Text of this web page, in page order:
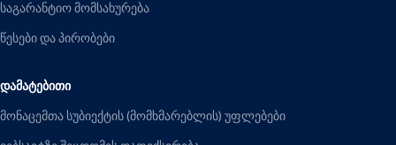
საგარანტიო მომსახურება
წესები და პირობები
ᲓᲐᲛᲐᲢᲔᲑᲘᲗᲘ
მონაცემთა სუბიექტის (მომხმარებლის) უფლებები